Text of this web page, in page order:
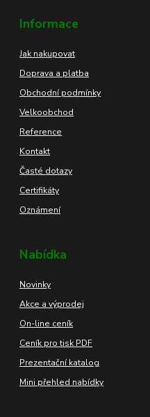
Informace
Jak nakupovat
Doprava a platba
Obchodní podmínky
Velkoobchod
Reference
Kontakt
Časté dotazy
Certifikáty
Oznámení
Nabídka
Novinky
Akce a výprodej
On-line ceník
Ceník pro tisk PDF
Prezentační katalog
Mini přehled nabídky